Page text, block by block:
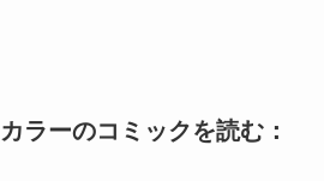
ラーのコミックを読む：